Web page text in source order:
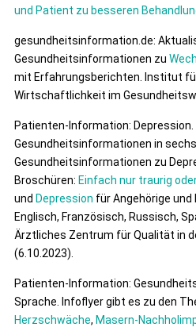
und Patient zu besseren
gesundheitsinformation.de:
Gesundheitsinformationen zu
mit Erfahrungsberichten. Institut
Wirtschaftlichkeit im
Patienten-Information:
Gesundheitsinformationen in sechs
Gesundheitsinformationen zu
Broschüren: Einfach nur traurig
und Depression für Angehörige und
Englisch, Französisch, Russisch,
Ärztliches Zentrum für Qualität in
(6.10.2023).
Patienten-Information:
Sprache. Infoflyer gibt es zu den
Herzschwäche, Masern-